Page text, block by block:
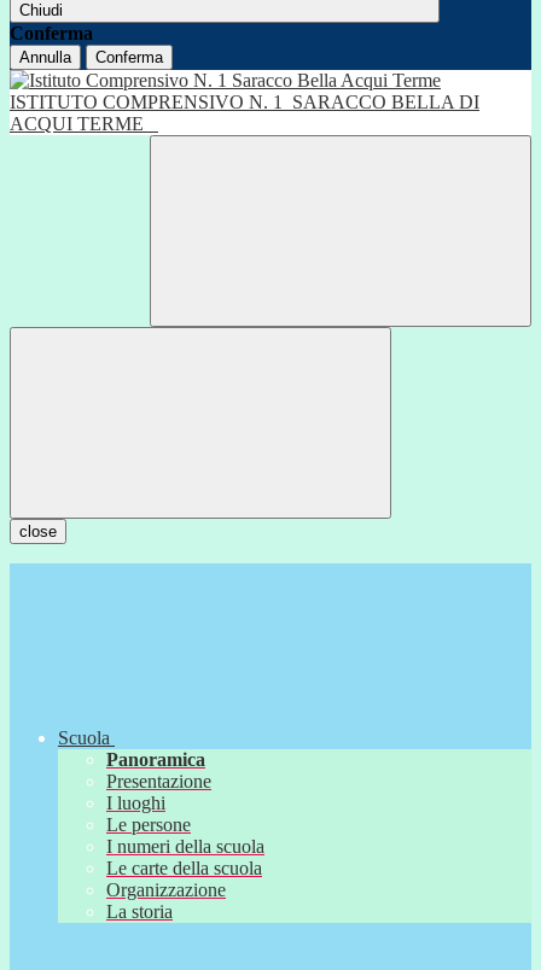
Chiudi
Conferma
Annulla Conferma
ISTITUTO COMPRENSIVO N. 1
SARACCO BELLA DI
ACQUI TERME
close
Scuola
Panoramica
Presentazione
I luoghi
Le persone
I numeri della scuola
Le carte della scuola
Organizzazione
La storia